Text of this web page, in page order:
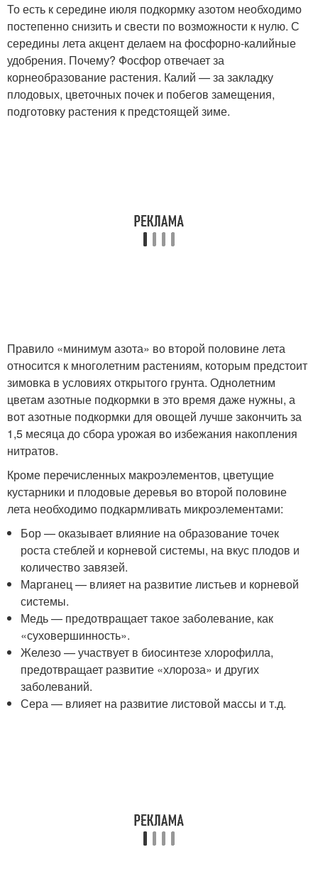
То есть к середине июля подкормку азотом необходимо
постепенно снизить и свести по возможности к нулю. С
середины лета акцент делаем на фосфорно-калийные
удобрения. Почему? Фосфор отвечает за
корнеобразование растения. Калий — за закладку
плодовых, цветочных почек и побегов замещения,
подготовку растения к предстоящей зиме.
Правило «минимум азота» во второй половине лета
относится к многолетним растениям, которым предстоит
зимовка в условиях открытого грунта. Однолетним
цветам азотные подкормки в это время даже нужны, а
вот азотные подкормки для овощей лучше закончить за
1,5 месяца до сбора урожая во избежания накопления
нитратов.
Кроме перечисленных макроэлементов, цветущие
кустарники и плодовые деревья во второй половине
лета необходимо подкармливать микроэлементами:
Бор — оказывает влияние на образование точек
роста стеблей и корневой системы, на вкус плодов и
количество завязей.
Марганец — влияет на развитие листьев и корневой
системы.
Медь — предотвращает такое заболевание, как
«суховершинность».
Железо — участвует в биосинтезе хлорофилла,
предотвращает развитие «хлороза» и других
заболеваний.
Сера — влияет на развитие листовой массы и т.д.